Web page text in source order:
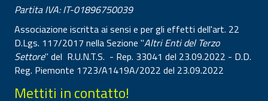
Partita IVA: IT-01896750039
Associazione iscritta ai sensi e per gli effetti dell'art. 22
D.Lgs. 117/2017 nella Sezione "Altri Enti del Terzo
Settore" del R.U.N.T.S. - Rep. 33041 del 23.09.2022 - D.D.
Reg. Piemonte 1723/A1419A/2022 del 23.09.2022
Mettiti in contatto!